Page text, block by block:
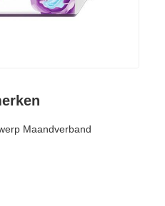
Maandverband